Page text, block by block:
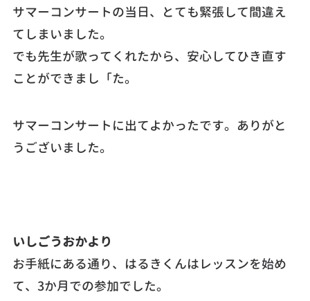
サマーコンサートの当日、とても緊張して間違え
てしまいました。
でも先生が歌ってくれたから、安心してひき直す
ことができまし「た。
サマーコンサートに出てよかったです。ありがと
うございました。
いしごうおかより
お手紙にある通り、はるきくんはレッスンを始め
て、3か月での参加でした。